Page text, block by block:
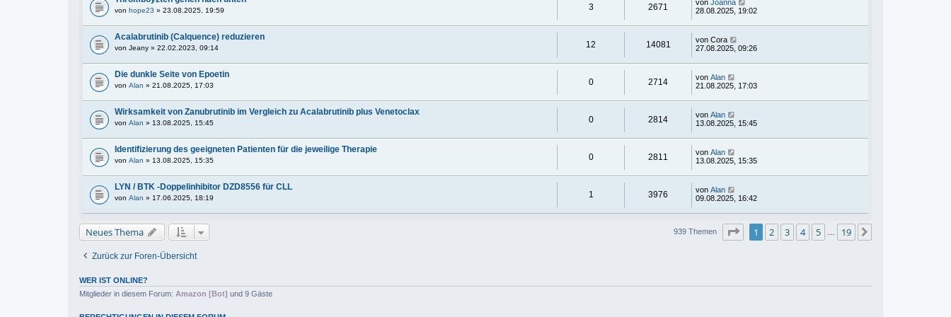
von hope23 » 23.08.2025, 19:59 3 2671 von Joanna
28.08.2025, 19:02
Acalabrutinib (Calquence) reduzieren
von Jeany » 22.02.2023, 09:14 12 14081 von Cora
27.08.2025, 09:26
Die dunkle Seite von Epoetin
von Alan » 21.08.2025, 17:03 0 2714 von Alan
21.08.2025, 17:03
Wirksamkeit von Zanubrutinib im Vergleich zu Acalabrutinib plus Venetoclax
von Alan » 13.08.2025, 15:45 0 2814 von Alan
13.08.2025, 15:45
Identifizierung des geeigneten Patienten für die jeweilige Therapie
von Alan » 13.08.2025, 15:35 0 2811 von Alan
13.08.2025, 15:35
LYN / BTK -Doppelinhibitor DZD8556 für CLL
von Alan » 17.06.2025, 18:19 1 3976 von Alan
09.08.2025, 16:42
Neues Thema 939 Themen Seite von19
1 2 3 4 5 19
Zurück zur Foren-Übersicht
WER IST ONLINE?
Mitglieder in diesem Forum: Amazon [Bot] und 9 Gäste